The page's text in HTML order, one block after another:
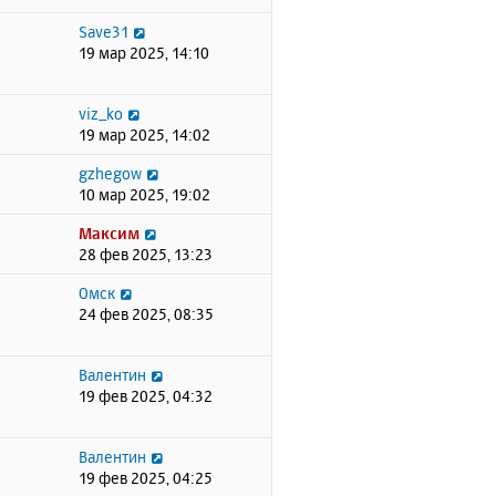
Save31
19 мар 2025, 14:10
viz_ko
19 мар 2025, 14:02
gzhegow
10 мар 2025, 19:02
Максим
28 фев 2025, 13:23
Омск
24 фев 2025, 08:35
Валентин
19 фев 2025, 04:32
Валентин
19 фев 2025, 04:25